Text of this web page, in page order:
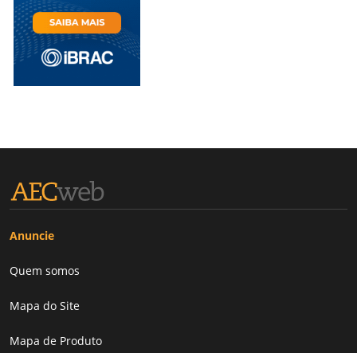
Anuncie
Quem somos
Mapa do Site
Mapa de Produto